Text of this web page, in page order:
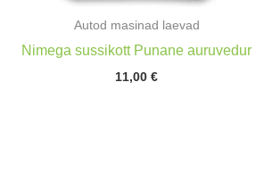
Autod masinad laevad
Nimega sussikott Punane auruvedur
11,00€